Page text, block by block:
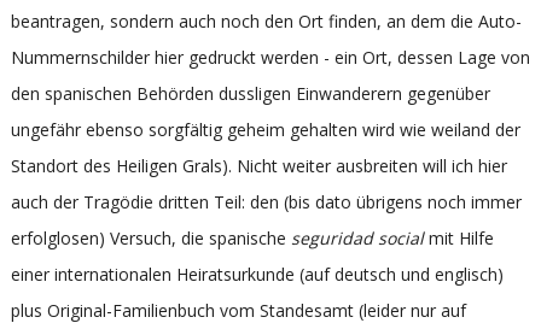
beantragen, sondern auch noch den Ort finden, an dem die Auto-
Nummernschilder hier gedruckt werden - ein Ort, dessen Lage von
den spanischen Behörden dussligen Einwanderern gegenüber
ungefähr ebenso sorgfältig geheim gehalten wird wie weiland der
Standort des Heiligen Grals). Nicht weiter ausbreiten will ich hier
auch der Tragödie dritten Teil: den (bis dato übrigens noch immer
erfolglosen) Versuch, die spanische seguridad socialmit Hilfe
einer internationalen Heiratsurkunde (auf deutsch und englisch)
plus Original-Familienbuch vom Standesamt (leider nur auf